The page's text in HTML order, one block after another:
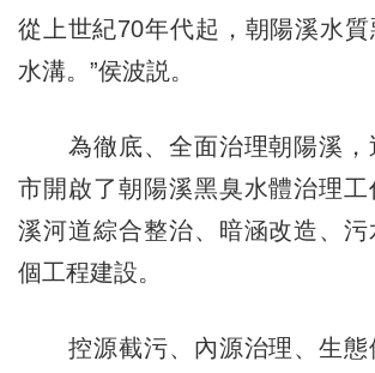
從上世紀70年代起，朝陽溪水
水溝。”侯波説。
為徹底、全面治理朝陽溪，
市開啟了朝陽溪黑臭水體治理
溪河道綜合整治、暗涵改造、污
個工程建設。
控源截污、內源治理、生態